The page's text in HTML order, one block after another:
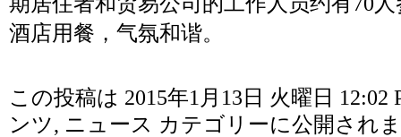
酒店用餐，气氛和谐。
この投稿は 2015年1月13日 火曜日 12:02
ンツ, ニュース カテゴリーに公開され